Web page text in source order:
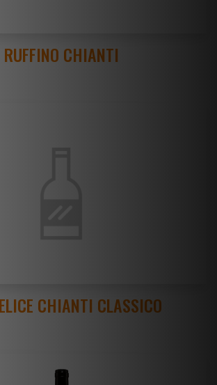
RUFFINO CHIANTI
CHIANTI CLASSICO